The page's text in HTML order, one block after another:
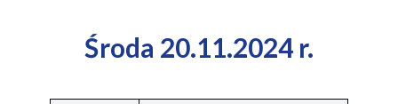
Środa 20.11.2024 r.